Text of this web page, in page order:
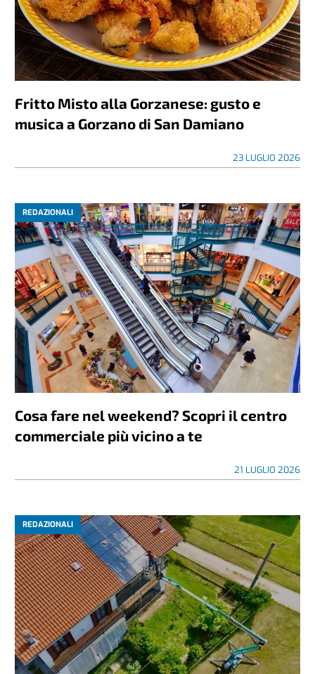
Fritto Misto alla Gorzanese: gusto e
musica a Gorzano di San Damiano
23 LUGLIO 2026
REDAZIONALI
Cosa fare nel weekend? Scopri il centro
commerciale più vicino a te
21 LUGLIO 2026
REDAZIONALI